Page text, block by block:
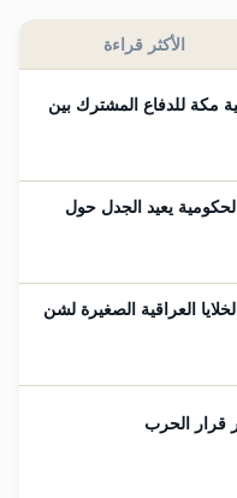
الأكثر قراءة
مكة للدفاع المشترك بين
يعيد الجدل حول
العراقية الصغيرة لشن
قرار الحرب